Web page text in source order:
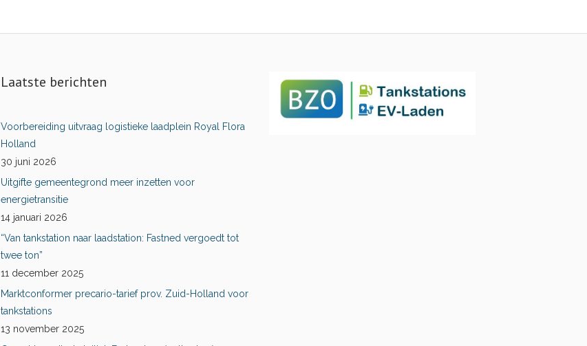
Laatste berichten
Voorbereiding uitvraag logistieke laadplein Royal Flora
Holland
30 juni 2026
Uitgifte gemeentegrond meer inzetten voor
energietransitie
14 januari 2026
“Van tankstation naar laadstation: Fastned vergoedt tot
twee ton”
11 december 2025
Marktconformer precario-tarief prov. Zuid-Holland voor
tankstations
13 november 2025